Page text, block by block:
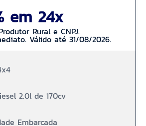
em 24x
Rural e CNPJ.
Válido até 31/08/2026.
2.0l de 170cv
Embarcada